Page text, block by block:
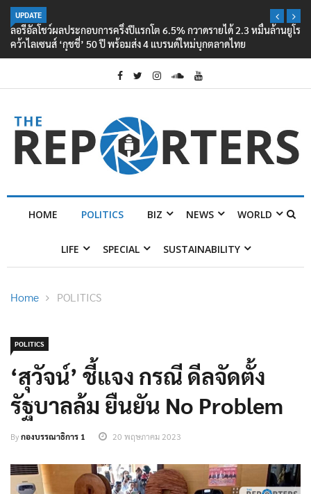
UPDATE
ลอรีอัลโชว์ผลประกอบการครึ่งปีแรกโต 6.5% กวาดรายได้ 2.3 หมื่นล้านยูโร
คว้าไลเซนส์ ‘กุชชี่’ 50 ปี พร้อมส่ง 4 แบรนด์ใหม่บุกตลาดไทย
HOME POLITICS BIZ NEWS WORLD
LIFE SPECIAL SUSTAINABILITY
Home POLITICS
POLITICS
‘สุวัจน์’ ชี้แจง กรณี ดีลจัดตั้ง
รัฐบาลล้ม ยืนยัน No Problem
Byกองบรรณาธิการ 1 20 พฤษภาคม 2023